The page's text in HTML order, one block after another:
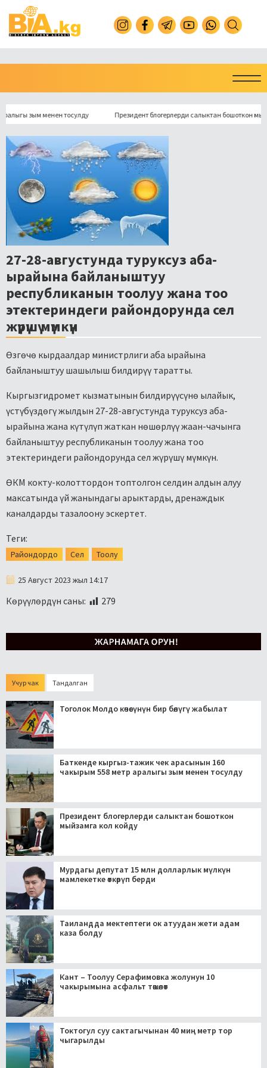
зым менен тосулду Президент блогерлерди салыктан бошоткон
27-28-августунда туруксуз аба-
ырайына байланыштуу
республиканын тоолуу жана тоо
этектериндеги райондорунда сел
жүрүшү мүмкүн
Өзгөчө кырдаалдар министрлиги аба ырайына
байланыштуу шашылыш билдирүү таратты.
Кыргызгидромет кызматынын билдирүүсүнө ылайык,
үстүбүздөгү жылдын 27-28-августунда туруксуз аба-
ырайына жана күтүлүп жаткан нөшөрлүү жаан-чачынга
байланыштуу республиканын тоолуу жана тоо
этектериндеги райондорунда сел жүрүшү мүмкүн.
ӨКМ кокту-колоттордон топтолгон селдин алдын алуу
максатында үй жанындагы арыктарды, дренаждык
каналдарды тазалоону эскертет.
Теги:
Райондордо Сел Тоолу
25 Август 2023 жыл 14:17
Көрүүлөрдүн саны: 279
Учур чак Тандалган
Тоголок Молдо көчөсүнүн бир бөлүгү жабылат
Баткенде кыргыз-тажик чек арасынын 160
чакырым 558 метр аралыгы зым менен тосулду
Президент блогерлерди салыктан бошоткон
мыйзамга кол койду
Мурдагы депутат 15 млн долларлык мүлкүн
мамлекетке өткөрүп берди
Таиландда мектептеги ок атуудан жети адам
каза болду
Кант – Тоолуу Серафимовка жолунун 10
чакырымына асфальт төшөлөт
Токтогул суу сактагычынан 40 миң метр тор
чыгарылды